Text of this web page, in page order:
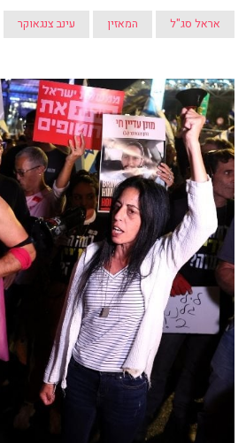
אראל סג"ל המאזין עינב צנגאוקר